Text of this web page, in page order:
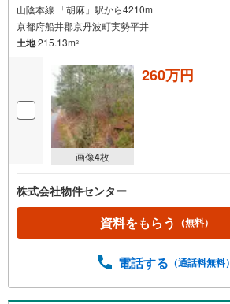
山陰本線 「胡麻」駅から4210m
京都府船井郡京丹波町実勢平井
土地215.13m2
画像4枚
260万円
株式会社物件センター
資料をもらう （無料）
電話する （通話料無料）